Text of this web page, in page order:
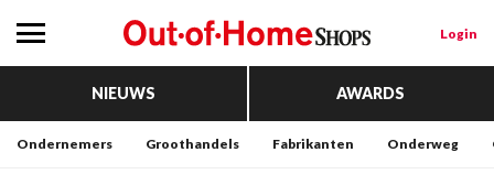
Login
NIEUWS AWARDS
Ondernemers Groothandels Fabrikanten Onderweg